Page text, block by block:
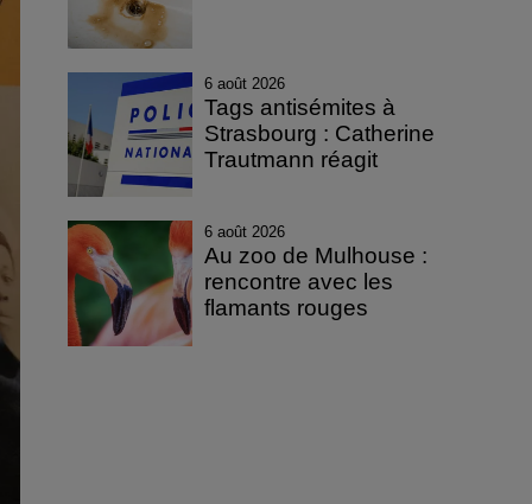
6 août 2026
Tags antisémites à
Strasbourg : Catherine
Trautmann réagit
6 août 2026
Au zoo de Mulhouse :
rencontre avec les
flamants rouges